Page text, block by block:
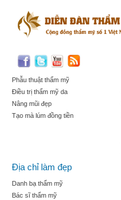
Phẫu thuật thẩm mỹ
Điều trị thẩm mỹ da
Nâng mũi đẹp
Tạo mà lúm đồng tiền
Địa chỉ làm đẹp
Danh bạ thẩm mỹ
Bác sĩ thẩm mỹ